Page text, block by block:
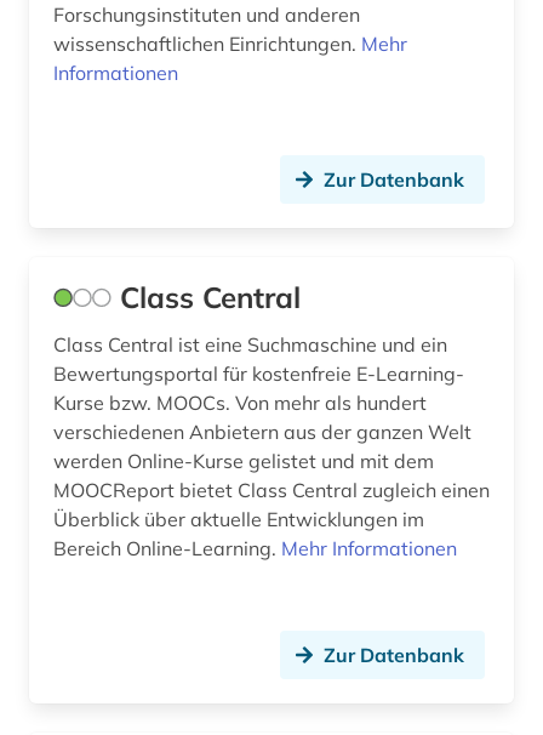
Forschungsinstituten und anderen
wissenschaftlichen Einrichtungen. Mehr
Informationen
Zur Datenbank
Class Central
Class Central ist eine Suchmaschine und ein
Bewertungsportal für kostenfreie E-Learning-
Kurse bzw. MOOCs. Von mehr als hundert
verschiedenen Anbietern aus der ganzen Welt
werden Online-Kurse gelistet und mit dem
MOOCReport bietet Class Central zugleich einen
Überblick über aktuelle Entwicklungen im
Bereich Online-Learning. Mehr Informationen
Zur Datenbank